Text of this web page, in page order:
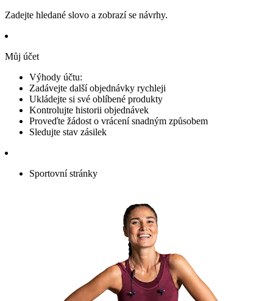
Zadejte hledané slovo a zobrazí se návrhy.
Můj účet
Výhody účtu:
Zadávejte další objednávky rychleji
Ukládejte si své oblíbené produkty
Kontrolujte historii objednávek
Proveďte žádost o vrácení snadným způsobem
Sledujte stav zásilek
Sportovní stránky